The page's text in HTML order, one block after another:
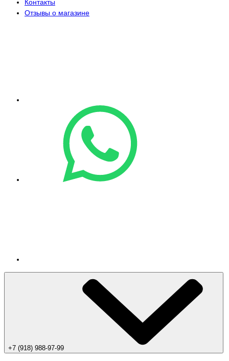
Контакты
Отзывы о магазине
+7 (918) 988-97-99